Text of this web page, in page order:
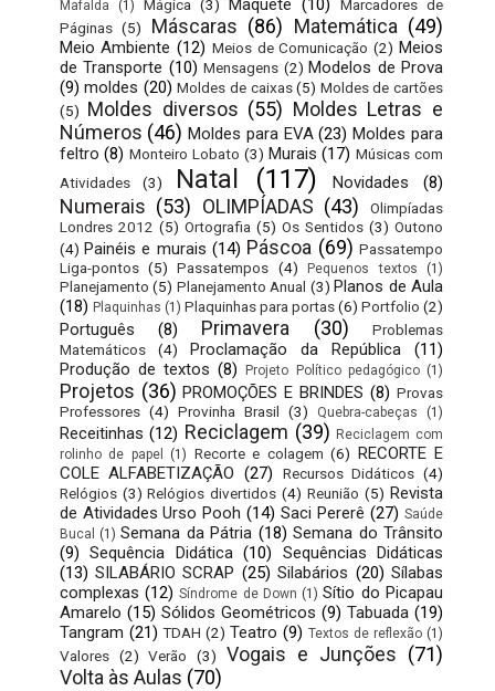
Mafalda (1) Mágica (3) Maquete (10)
Marcadores de
Páginas (5) Máscaras (86) Matemática (49)
Meio Ambiente (12) Meios de Comunicação (2) Meios
de Transporte (10) Mensagens (2) Modelos de Prova
(9) moldes (20) Moldes de caixas (5) Moldes de cartões
(5) Moldes diversos (55) Moldes Letras e
Números (46) Moldes para EVA (23) Moldes para
feltro (8) Monteiro Lobato (3) Murais (17) Músicas com
Atividades
(3) Natal (117) Novidades (8)
Numerais (53) OLIMPÍADAS (43)
Olimpíadas
Londres 2012 (5) Ortografia (5) Os Sentidos (3) Outono
(4) Painéis e murais (14) Páscoa (69) Passatempo
Liga-pontos (5) Passatempos (4) Pequenos textos (1)
Planejamento (5) Planejamento Anual (3) Planos de Aula
(18) Plaquinhas (1) Plaquinhas para portas(6) Portfolio (2)
Português (8) Primavera (30)
Problemas
Matemáticos
(4) Proclamação da República
(11)
Produção de textos (8) Projeto Político pedagógico (1)
Projetos (36) PROMOÇÕES E BRINDES (8) Provas
Professores (4) Provinha Brasil (3) Quebra-cabeças (1)
Receitinhas (12) Reciclagem (39) Reciclagem com
rolinho de papel
(1) Recorte e colagem (6) RECORTE E
COLE ALFABETIZAÇÃO (27) Recursos Didáticos (4)
Relógios (3) Relógios divertidos (4) Reunião (5) Revista
de Atividades Urso Pooh (14) Saci Pererê (27) Saúde
Bucal
(1) Semana da Pátria (18) Semana do Trânsito
(9) Sequência Didática (10)
Sequências Didáticas
(13) SILABÁRIO SCRAP (25) Silabários (20) Sílabas
complexas (12) Síndrome de Down (1) Sítio do Picapau
Amarelo (15) Sólidos Geométricos (9) Tabuada (19)
Tangram (21) TDAH (2) Teatro (9) Textos de reflexão (1)
Valores (2) Verão (3) Vogais e Junções (71)
Volta às Aulas (70)